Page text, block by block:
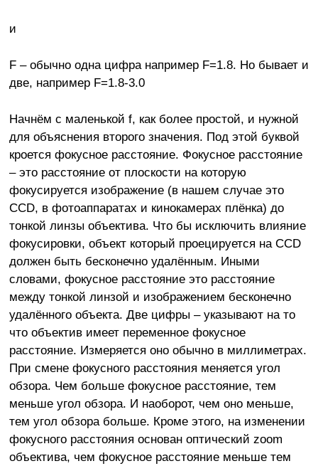
и
F – обычно одна цифра например F=1.8. Но бывает и
две, например F=1.8-3.0
Начнём с маленькой f, как более простой, и нужной
для объяснения второго значения. Под этой буквой
кроется фокусное расстояние. Фокусное расстояние
– это расстояние от плоскости на которую
фокусируется изображение (в нашем случае это
CCD, в фотоаппаратах и кинокамерах плёнка) до
тонкой линзы объектива. Что бы исключить влияние
фокусировки, объект который проецируется на CCD
должен быть бесконечно удалённым. Иными
словами, фокусное расстояние это расстояние
между тонкой линзой и изображением бесконечно
удалённого объекта. Две цифры – указывают на то
что объектив имеет переменное фокусное
расстояние. Измеряется оно обычно в миллиметрах.
При смене фокусного расстояния меняется угол
обзора. Чем больше фокусное расстояние, тем
меньше угол обзора. И наоборот, чем оно меньше,
тем угол обзора больше. Кроме этого, на изменении
фокусного расстояния основан оптический zoom
объектива, чем фокусное расстояние меньше тем